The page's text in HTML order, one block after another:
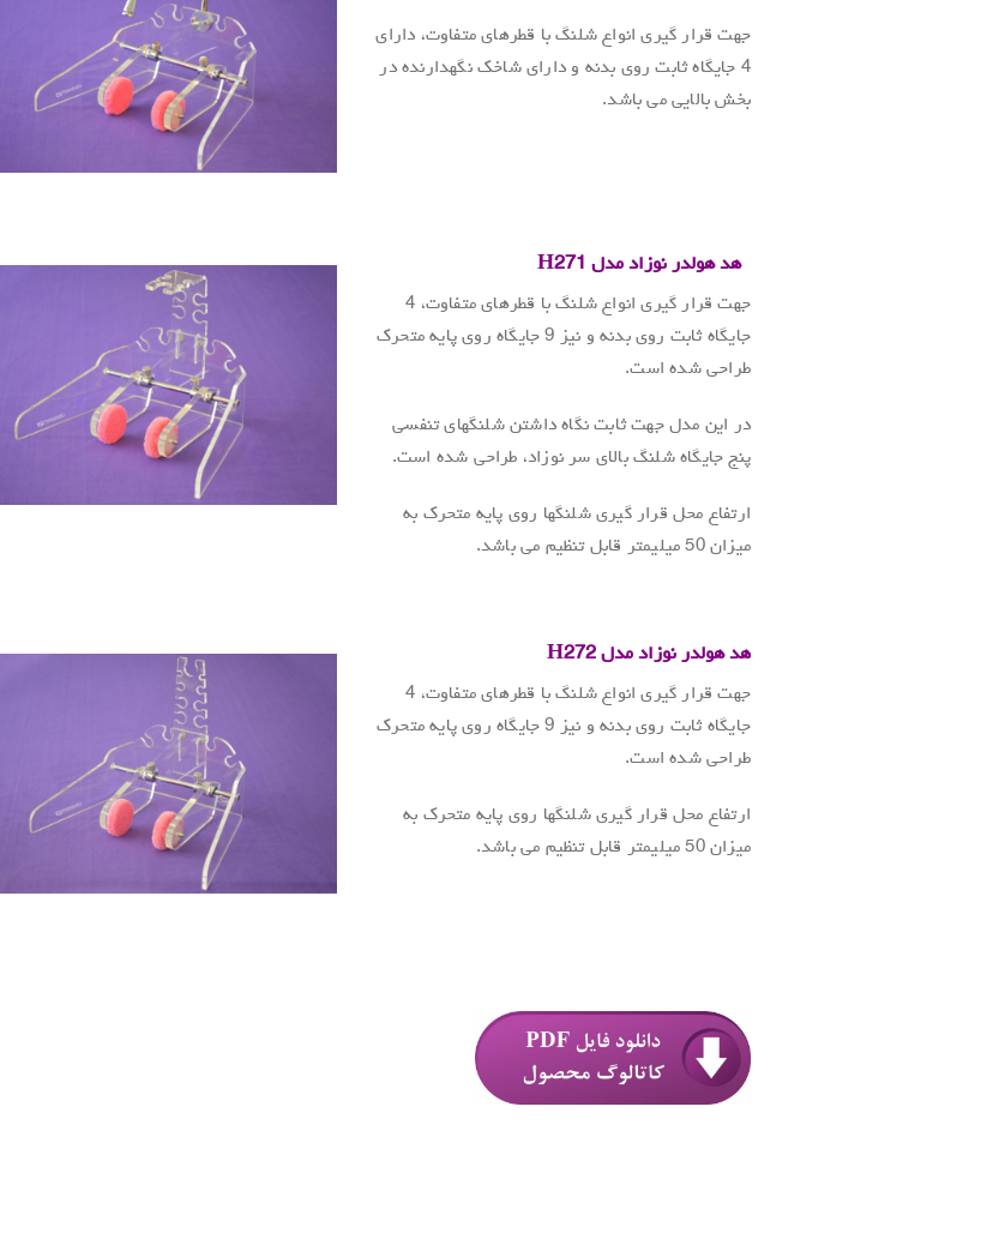
جهت قرار گیری انواع شلنگ با قطرهای متفاوت، دارای
4 جایگاه ثابت روی بدنه و دارای شاخک نگهدارنده در
بخش بالایی می باشد.
.هد هولدر نوزاد مدل H271
جهت قرار گیری انواع شلنگ با قطرهای متفاوت، 4
جایگاه ثابت روی بدنه و نیز 9 جایگاه روی پایه متحرک
طراحی شده است.
در این مدل جهت ثابت نگاه داشتن شلنگهای تنفسی
پنج جایگاه شلنگ بالای سر نوزاد، طراحی شده است.
ارتفاع محل قرار گیری شلنگها روی پایه متحرک به
میزان 50 میلیمتر قابل تنظیم می باشد.
هد هولدر نوزاد مدل H272
جهت قرار گیری انواع شلنگ با قطرهای متفاوت، 4
جایگاه ثابت روی بدنه و نیز 9 جایگاه روی پایه متحرک
طراحی شده است.
ارتفاع محل قرار گیری شلنگها روی پایه متحرک به
میزان 50 میلیمتر قابل تنظیم می باشد.